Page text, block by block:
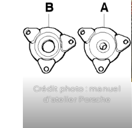
Crédit photo : manuel
d’atelier Porsche